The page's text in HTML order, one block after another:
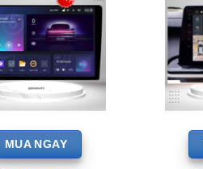
MUA NGAY